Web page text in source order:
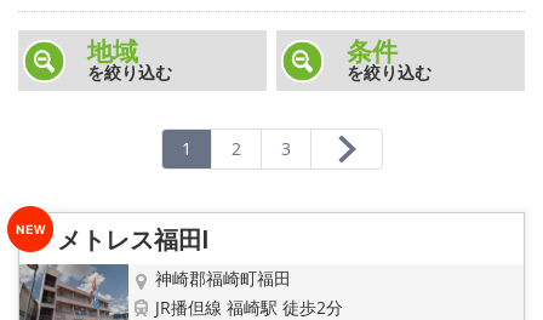
敷金礼金0円の部屋を探す
ネット無料の部屋を探す
☆新築物件☆
☆インターネット無料物件☆
地域
を絞り込む
条件
を絞り込む
1 2 3
メトレス福田Ⅰ
神崎郡福崎町福田
JR播但線 福崎駅 徒歩2分